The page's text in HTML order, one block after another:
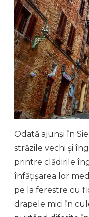
Odată ajunși în
străzile vechi și
printre clădirile
înfățișarea lor
pe la ferestre cu
drapele mici în